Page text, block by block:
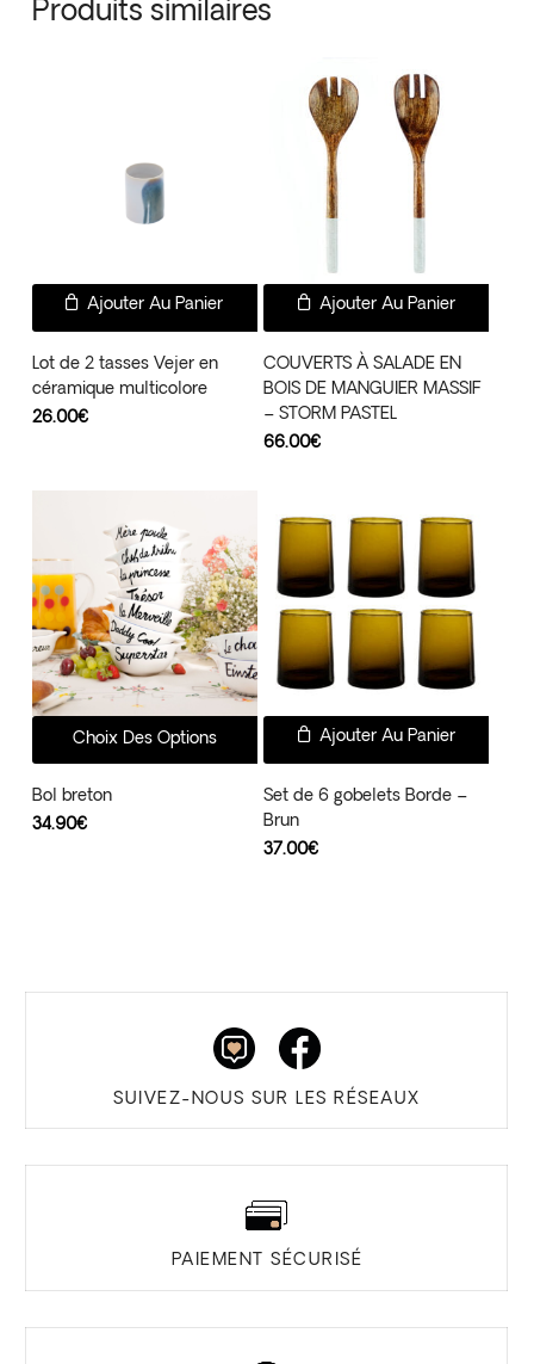
Produits similaires
Ajouter Au Panier
Lot de 2 tasses Vejer en
céramique multicolore
26.00€
Ajouter Au Panier
COUVERTS À SALADE EN
BOIS DE MANGUIER MASSIF
– STORM PASTEL
66.00€
Choix Des Options
produit
a
plusieurs
variations.
sur
page
du
produit
Bol breton
34.90€
Ajouter Au Panier
Set de 6 gobelets Borde –
Brun
37.00€
SUIVEZ-NOUS SUR LES RÉSEAUX
PAIEMENT SÉCURISÉ